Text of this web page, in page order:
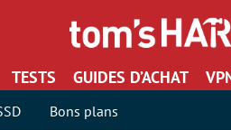
TESTS GUIDES D’ACHAT
Bons plans